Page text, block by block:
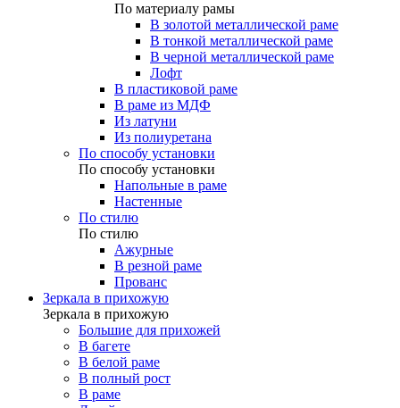
По материалу рамы
В золотой металлической раме
В тонкой металлической раме
В черной металлической раме
Лофт
В пластиковой раме
В раме из МДФ
Из латуни
Из полиуретана
По способу установки
По способу установки
Напольные в раме
Настенные
По стилю
По стилю
Ажурные
В резной раме
Прованс
Зеркала в прихожую
Зеркала в прихожую
Большие для прихожей
В багете
В белой раме
В полный рост
В раме